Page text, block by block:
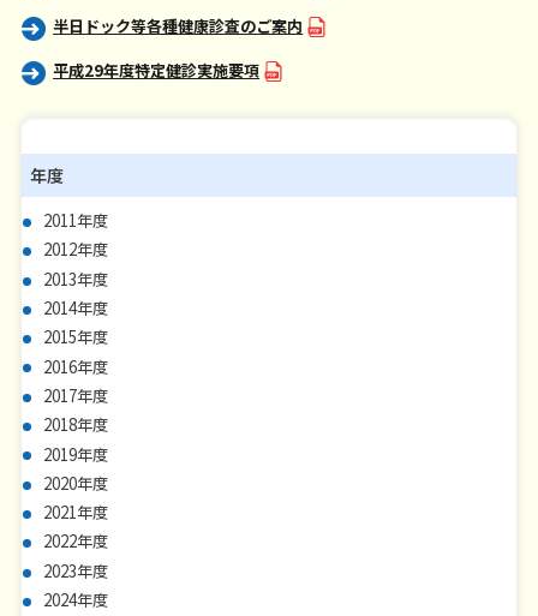
半日ドック等各種健康診査のご案内
平成29年度特定健診実施要項
年度
2011年度
2012年度
2013年度
2014年度
2015年度
2016年度
2017年度
2018年度
2019年度
2020年度
2021年度
2022年度
2023年度
2024年度